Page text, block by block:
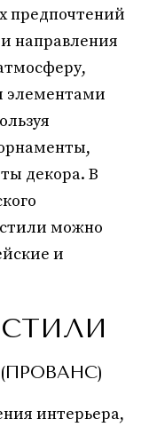
предпочтений
направления
элементами
декора. В
можно
и
интерьера,